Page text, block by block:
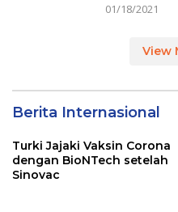
01/18/2021
View
Berita Internasional
Turki Jajaki Vaksin Corona
dengan BioNTech setelah
Sinovac